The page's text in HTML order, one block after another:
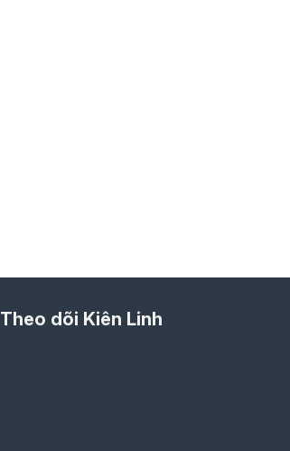
Theo dõi Kiên Linh